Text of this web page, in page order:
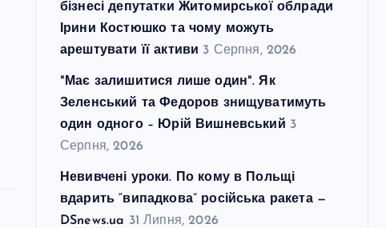
бізнесі депутатки Житомирської облради
Ірини Костюшко та чому можуть
арештувати її активи 3 Серпня, 2026
"Має залишитися лише один". Як
Зеленський та Федоров знищуватимуть
один одного – Юрій Вишневський 3
Серпня, 2026
Невивчені уроки. По кому в Польщі
вдарить “випадкова” російська ракета —
DSnews.ua 31 Липня, 2026